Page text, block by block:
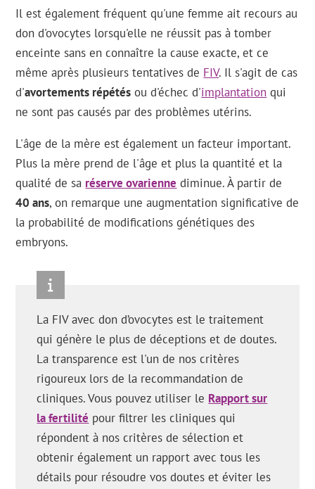
Il est également fréquent qu'une femme ait recours au
don d'ovocytes lorsqu'elle ne réussit pas à tomber
enceinte sans en connaître la cause exacte, et ce
même après plusieurs tentatives de FIV. Il s'agit de cas
d'avortements répétés ou d'échec d'implantation qui
ne sont pas causés par des problèmes utérins.
L'âge de la mère est également un facteur important.
Plus la mère prend de l'âge et plus la quantité et la
qualité de sa réserve ovarienne diminue. À partir de
40 ans, on remarque une augmentation significative de
la probabilité de modifications génétiques des
embryons.
La FIV avec don d’ovocytes est le traitement
qui génère le plus de déceptions et de doutes.
La transparence est l'un de nos critères
rigoureux lors de la recommandation de
cliniques. Vous pouvez utiliser le Rapport sur
la fertilité pour filtrer les cliniques qui
répondent à nos critères de sélection et
obtenir également un rapport avec tous les
détails pour résoudre vos doutes et éviter les